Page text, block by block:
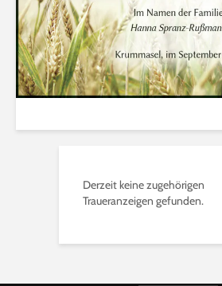
Derzeit keine zugehörigen
Traueranzeigen gefunden.